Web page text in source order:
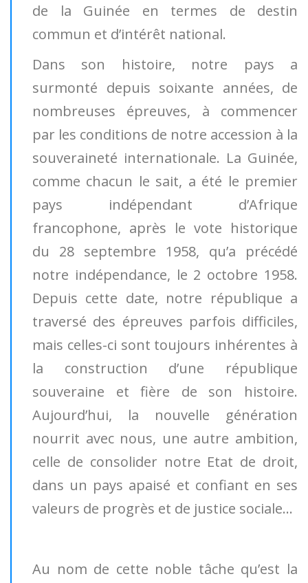
de la Guinée en termes de destin
commun et d’intérêt national.
Dans son histoire, notre pays a
surmonté depuis soixante années, de
nombreuses épreuves, à commencer
par les conditions de notre accession à la
souveraineté internationale. La Guinée,
comme chacun le sait, a été le premier
pays indépendant d’Afrique
francophone, après le vote historique
du 28 septembre 1958, qu’a précédé
notre indépendance, le 2 octobre 1958.
Depuis cette date, notre république a
traversé des épreuves parfois difficiles,
mais celles-ci sont toujours inhérentes à
la construction d’une république
souveraine et fière de son histoire.
Aujourd’hui, la nouvelle génération
nourrit avec nous, une autre ambition,
celle de consolider notre Etat de droit,
dans un pays apaisé et confiant en ses
valeurs de progrès et de justice sociale…
Au nom de cette noble tâche qu’est la